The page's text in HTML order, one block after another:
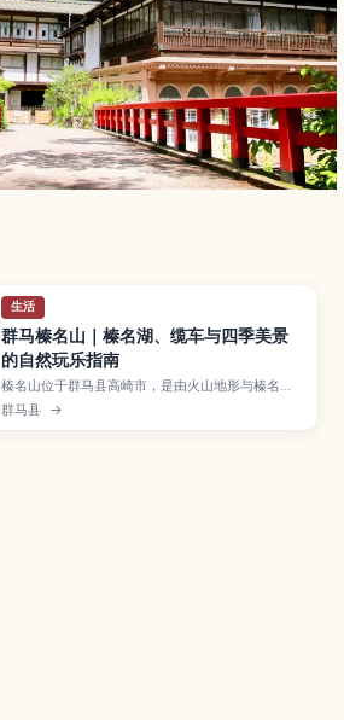
生活
群马榛名山｜榛名湖、缆车与四季美景
的自然玩乐指南
榛名山位于群马县高崎市，是由火山地形与榛名湖
构成的著名景区，春有新绿与樱花、夏季避暑、秋
赏红叶、冬看雪景，一年四季景色各异。文章将介
群马县 →